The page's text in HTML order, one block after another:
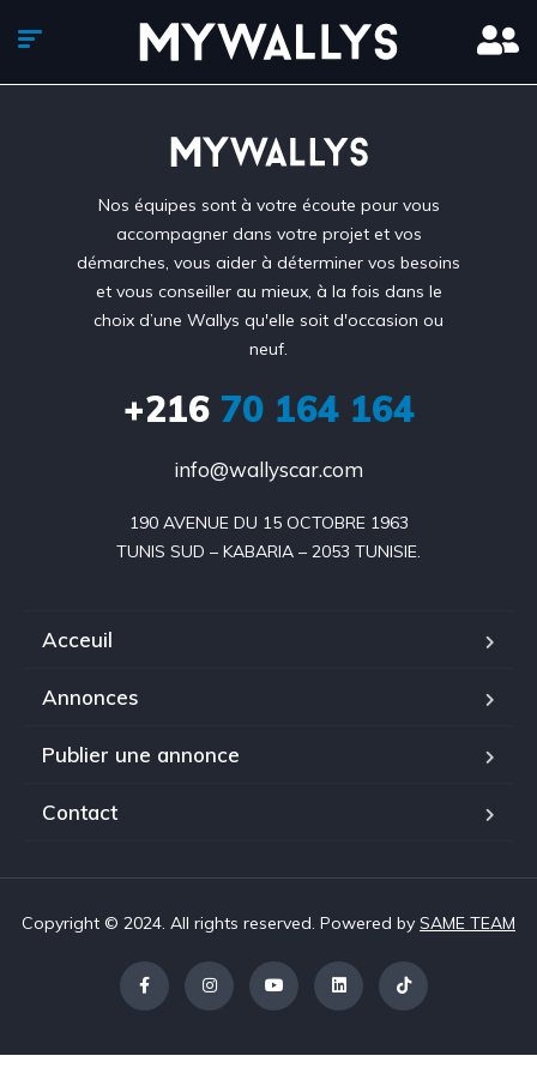
Nos équipes sont à votre écoute pour vous
accompagner dans votre projet et vos
démarches, vous aider à déterminer vos besoins
et vous conseiller au mieux, à la fois dans le
choix d’une Wallys qu'elle soit d'occasion ou
neuf.
+21670 164 164
info@wallyscar.com
190 AVENUE DU 15 OCTOBRE 1963
Acceuil
Annonces
Publier une annonce
Contact
Copyright © 2024. All rights reserved. Powered by SAME TEAM